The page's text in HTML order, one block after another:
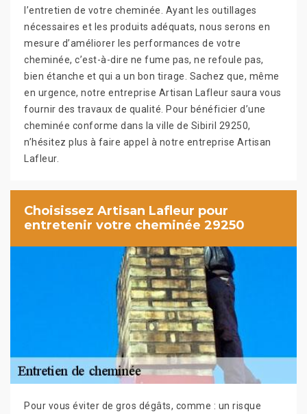
l’entretien de votre cheminée. Ayant les outillages
nécessaires et les produits adéquats, nous serons en
mesure d’améliorer les performances de votre
cheminée, c’est-à-dire ne fume pas, ne refoule pas,
bien étanche et qui a un bon tirage. Sachez que, même
en urgence, notre entreprise Artisan Lafleur saura vous
fournir des travaux de qualité. Pour bénéficier d’une
cheminée conforme dans la ville de Sibiril 29250,
n’hésitez plus à faire appel à notre entreprise Artisan
Lafleur.
Choisissez Artisan Lafleur pour
entretenir votre cheminée 29250
Pour vous éviter de gros dégâts, comme : un risque